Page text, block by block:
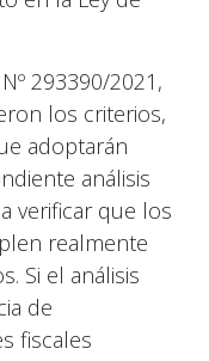
293390/2021,
los criterios,
adoptarán
análisis
verificar que los
realmente
Si el análisis
de
fiscales